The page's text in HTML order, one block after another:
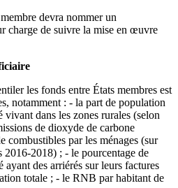
devra nommer un
charge de suivre la mise en œuvre
les fonds entre États membres est
notamment : - la part de population
vivant dans les zones rurales (selon
de dioxyde de carbone
combustibles par les ménages (sur
2016-2018) ; - le pourcentage de
ayant des arriérés sur leurs factures
totale ; - le RNB par habitant de